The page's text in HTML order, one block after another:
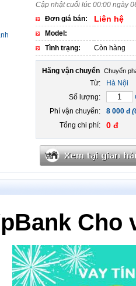
Cập nhật cuối lúc 00:00 ngày
Đơn giá bán:
Liên hệ
Model:
Tình trạng:
Còn hàng
Hãng vận chuyển
Từ:
Hà Nội
Số lượng:
Phí vận chuyển:
8 000 đ
Tổng chi phí:
0 đ
Cho